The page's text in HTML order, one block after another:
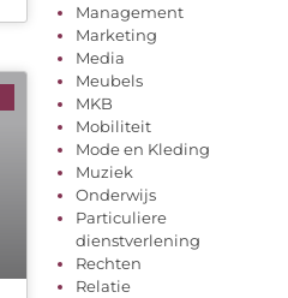
Management
Marketing
Media
Meubels
MKB
Mobiliteit
Mode en Kleding
Muziek
Onderwijs
Particuliere
dienstverlening
Rechten
Relatie